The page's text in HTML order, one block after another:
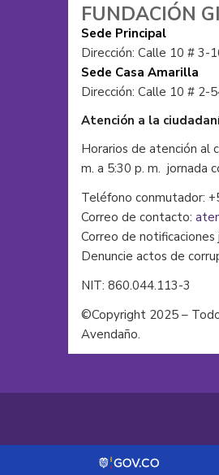
FUNDACIÓN
Sede Principal
Dirección: Calle 10 # 3-
Sede Casa Amarilla
Dirección: Calle 10 # 2-
Atención a la
Horarios de atención al
m. a 5:30 p. m. jornada
Teléfono conmutador:
Correo de contacto:
Correo de notificaciones
Denuncie actos de
NIT: 860.044.113-3
©Copyright 2025 –
Avendaño.